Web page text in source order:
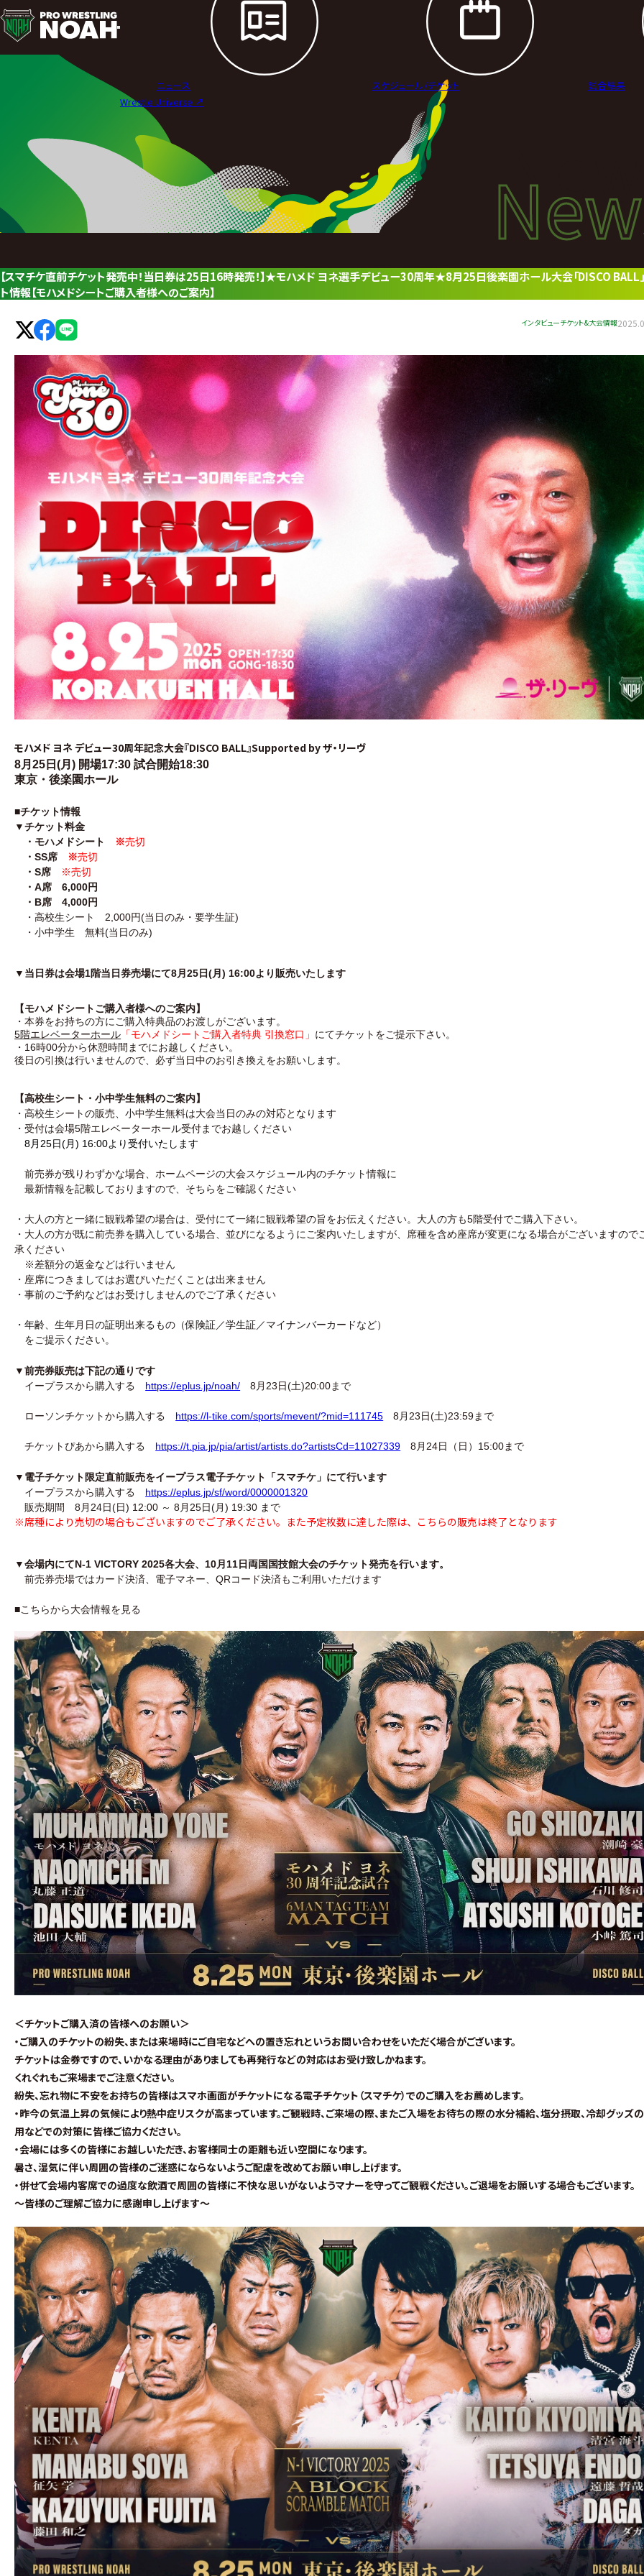
ニ
ュ
レ
ス
リ
ン
グ・
ノ
ア
公
式
サ
イ
ト
ニュース スケジュール/チケット
試合結果
Wrestle Universe ↗︎
ニ
【スマチケ直前チケット発売中！当日券は25日16時発売！】★モハメド ヨネ選手デビュー30周年★8月25日後楽園ホール大会「DISCO BALL
ト情報【モハメドシートご購入者様へのご案内】
インタビューチケット&大会情報
モハメド ヨネ デビュー30周年記念大会『DISCO BALL』Supported by ザ・リーヴ
8月25日(月) 開場17:30 試合開始18:30
東京・後楽園ホール
■チケット情報
▼チケット料金
・モハメドシート
※売切
・SS席
※売切
・S席
※売切
・A席 6,000円
・B席 4,000円
・高校生シート 2,000円(当日のみ・要学生証)
・小中学生 無料(当日のみ)
▼当日券は会場1階当日券売場にて8月25日(月) 16:00より販売いたします
【モハメドシートご購入者様へのご案内】
・本券をお持ちの方にご購入特典品のお渡しがございます。
5階エレベーターホール 「モハメドシートご購入者特典 引換窓口」 にてチケットをご提示下さい。
・16時00分から休憩時間までにお越しください。
後日の引換は行いませんので、必ず当日中のお引き換えをお願いします。
【高校生シート・小中学生無料のご案内】
・高校生シートの販売、小中学生無料は大会当日のみの対応となります
・受付は会場5階エレベーターホール受付までお越しください
8月25日(月) 16:00より受付いたします
前売券が残りわずかな場合、ホームページの大会スケジュール内のチケット情報に
最新情報を記載しておりますので、そちらをご確認ください
・大人の方と一緒に観戦希望の場合は、受付にて一緒に観戦希望の旨をお伝え ください。大人の方も5階受付でご購入下さい。
・大人の方が既に前売券を購入している場合、並びになるようにご案内いたしますが、
席種を含め座席が変更になる場合がございますので
承ください
※差額分の返金などは行いません
・座席につきましてはお選びいただくことは出来ません
・事前のご予約などはお受けしませんのでご了承ください
・年齢、生年月日の証明出来るもの（保険証／学生証／マイナンバーカードなど）
をご提示ください。
▼前売券販売は下記の通りです
イープラスから購入する https://eplus.jp/noah/ 8月23日(土)20:00まで
ローソンチケットから購入する https://l-tike.com/sports/mevent/?mid=111745 8 月23日(土)23:59まで
チケットぴあから購入する https://t.pia.jp/pia/artist/artists.do?artistsCd=11027339 8 月24日（日）15:00まで
▼電子チケット限定直前販売をイープラス電子チケット「スマチケ」にて行います
イープラスから購入する https://eplus.jp/sf/word/0000001320
販売期間 8 月24日(日) 12:00 ～ 8月25日(月) 19:30 まで
※席種により売切の場合もございますのでご了承ください。 また予定枚数に達した際は、こちらの販売は終了となります
▼会場内にてN-1 VICTORY 2025各大会、10月11日両国国技館大会のチケット発売を行います。
前売券売場ではカード決済、電子マネー、QRコード決済もご利用いただけます
■こちらから大会情報を見る
＜チケットご購入済の皆様へのお願い＞
・ご購入のチケットの紛失、または来場時にご自宅などへの置き忘れというお問い合わせをいただく場合がございます。
チケットは金券ですので、いかなる理由がありましても再発行などの対応はお受け致しかねます。
くれぐれもご来場までご注意ください。
紛失、忘れ物に不安をお持ちの皆様はスマホ画面がチケットになる電子チケット（スマチケ）でのご購入をお薦めします。
・昨今の気温上昇の気候により熱中症リスクが高まっています。ご観戦時、ご来場の際、またご入場をお待ちの際の水分補給、塩分摂取、冷却グッズ
用などでの対策に皆様ご協力ください。
・会場には多くの皆様にお越しいただき、お客様同士の距離も近い空間になります。
暑さ、湿気に伴い周囲の皆様のご迷惑にならないようご配慮を改めてお願い申し上げます。
・併せて会場内客席での過度な飲酒で周囲の皆様に不快な思いがないようマナーを守ってご観戦ください。ご退場をお願いする場合もございます。
～皆様のご理解ご協力に感謝申し上げます～